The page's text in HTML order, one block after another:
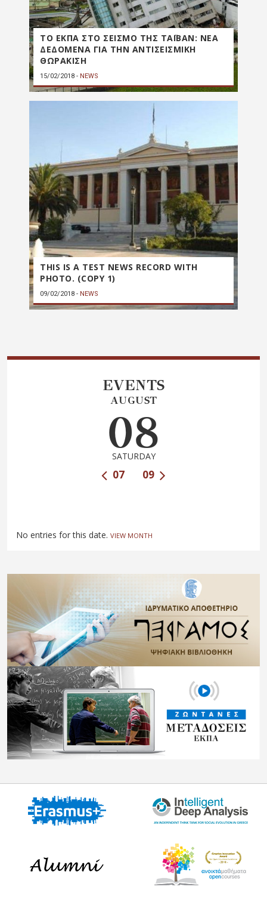
ΤΟ ΕΚΠΑ ΣΤΟ ΣΕΙΣΜΟ ΤΗΣ ΤΑΪΒΑΝ: ΝΕΑ
ΔΕΔΟΜΕΝΑ ΓΙΑ ΤΗΝ ΑΝΤΙΣΕΙΣΜΙΚΗ
ΘΩΡΑΚΙΣΗ
15/02/2018 - NEWS
THIS IS A TEST NEWS RECORD WITH
PHOTO. (COPY 1)
09/02/2018 - NEWS
EVENTS
AUGUST
08
SATURDAY
09
07
No entries for this date. VIEW MONTH